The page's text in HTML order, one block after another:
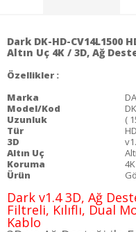
Dark DK-HD-CV14L1500
Altın Uç 4K / 3D, Ağ
Özellikler :
Marka
Model/Kod
Uzunluk
(
Tür
3D
Altın Uç
Koruma
Ürün
Dark v1.4 3D, Ağ
Filtreli, Kılıflı, Dual
Kablo